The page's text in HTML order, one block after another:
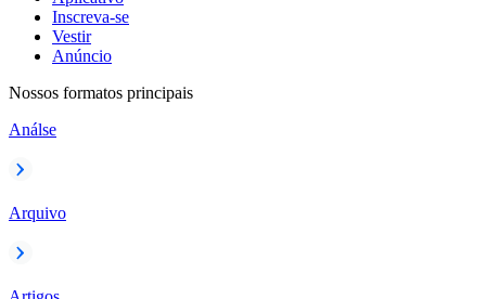
Inscreva-se
Vestir
Anúncio
Nossos formatos principais
Análse
Arquivo